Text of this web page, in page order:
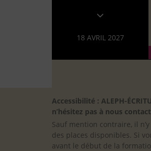
18 AVRIL 2027
Accessibilité : ALEPH-
n’hésitez pas à nous
Sauf mention contraire, il
des places disponibles. Si
avant le début de la